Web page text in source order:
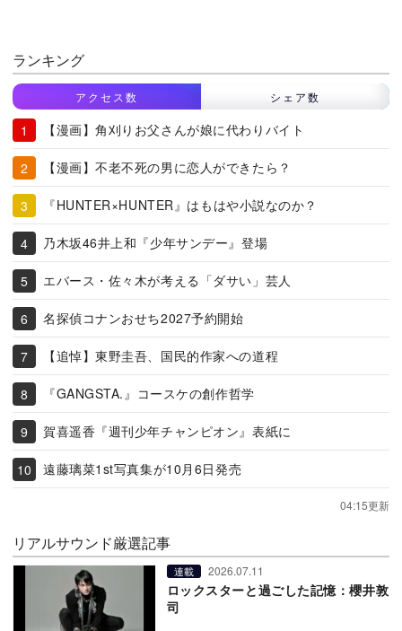
ランキング
アクセス数 シェア数
【漫画】角刈りお父さんが娘に代わりバイト
【漫画】不老不死の男に恋人ができたら？
『HUNTER×HUNTER』はもはや小説なのか？
乃木坂46井上和『少年サンデー』登場
エバース・佐々木が考える「ダサい」芸人
名探偵コナンおせち2027予約開始
【追悼】東野圭吾、国民的作家への道程
『GANGSTA.』コースケの創作哲学
賀喜遥香『週刊少年チャンピオン』表紙に
遠藤璃菜1st写真集が10月6日発売
04:15更新
リアルサウンド厳選記事
連載 2026.07.11
ロックスターと過ごした記憶：櫻井敦
司